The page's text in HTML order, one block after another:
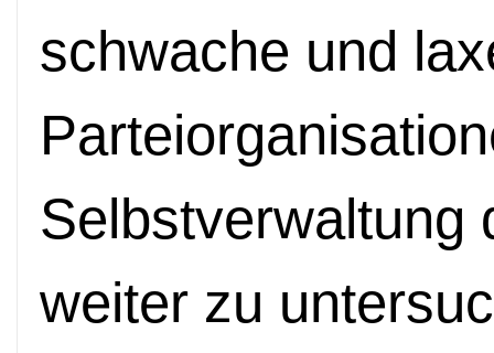
schwache und
Selbstverwaltung
weiter zu